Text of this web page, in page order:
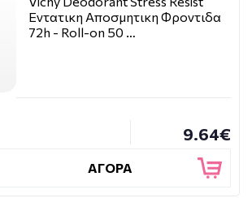
Εντατικη Αποσμητικη Φροντιδα
72h - Roll-on 50 …
9.64€
ΑΓΟΡΑ